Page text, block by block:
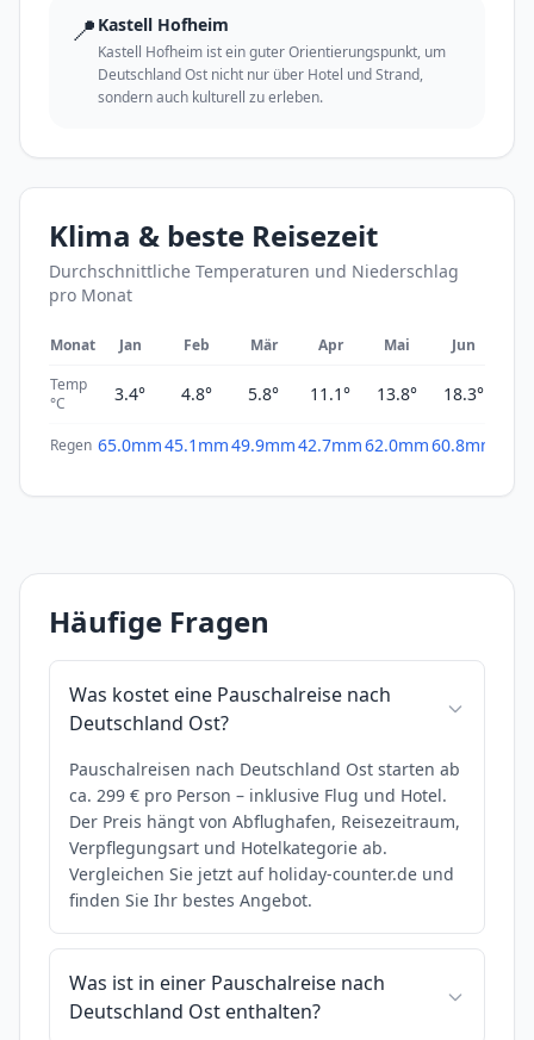
📍 Kastell Hofheim
Kastell Hofheim ist ein guter Orientierungspunkt, um
Deutschland Ost nicht nur über Hotel und Strand,
sondern auch kulturell zu erleben.
Klima & beste Reisezeit
Durchschnittliche Temperaturen und Niederschlag
pro Monat
Monat Jan Feb Mär Apr Mai Jun
Temp
°C
3.4° 4.8° 5.8° 11.1° 13.8° 18.3°
Regen 65.0mm45.1mm49.9mm42.7mm62.0mm60.8mm
Häufige Fragen
Was kostet eine Pauschalreise nach
Deutschland Ost?
Pauschalreisen nach Deutschland Ost starten ab
ca. 299 € pro Person – inklusive Flug und Hotel.
Der Preis hängt von Abflughafen, Reisezeitraum,
Verpflegungsart und Hotelkategorie ab.
Vergleichen Sie jetzt auf holiday-counter.de und
finden Sie Ihr bestes Angebot.
Was ist in einer Pauschalreise nach
Deutschland Ost enthalten?